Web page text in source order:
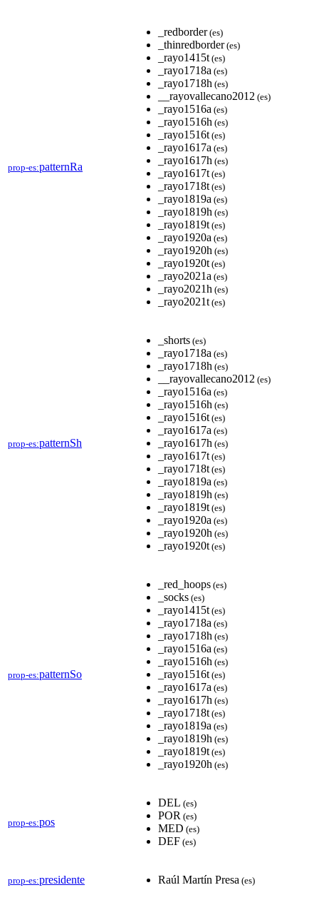
prop-es:patternRa
_redborder(es)
_thinredborder(es)
_rayo1415t (es)
_rayo1718a (es)
_rayo1718h (es)
__rayovallecano2012 (es)
_rayo1516a (es)
_rayo1516h (es)
_rayo1516t (es)
_rayo1617a (es)
_rayo1617h (es)
_rayo1617t (es)
_rayo1718t (es)
_rayo1819a (es)
_rayo1819h (es)
_rayo1819t (es)
_rayo1920a (es)
_rayo1920h (es)
_rayo1920t (es)
_rayo2021a (es)
_rayo2021h (es)
_rayo2021t (es)
prop-es:patternSh
_shorts (es)
_rayo1718a (es)
_rayo1718h (es)
__rayovallecano2012 (es)
_rayo1516a (es)
_rayo1516h (es)
_rayo1516t (es)
_rayo1617a (es)
_rayo1617h (es)
_rayo1617t (es)
_rayo1718t (es)
_rayo1819a (es)
_rayo1819h (es)
_rayo1819t (es)
_rayo1920a (es)
_rayo1920h (es)
_rayo1920t (es)
prop-es:patternSo
_red_hoops (es)
_socks (es)
_rayo1415t (es)
_rayo1718a (es)
_rayo1718h (es)
_rayo1516a (es)
_rayo1516h (es)
_rayo1516t (es)
_rayo1617a (es)
_rayo1617h (es)
_rayo1718t (es)
_rayo1819a (es)
_rayo1819h (es)
_rayo1819t (es)
_rayo1920h (es)
prop-es:pos
DEL (es)
POR (es)
MED (es)
DEF (es)
prop-es:presidente Raúl Martín Presa (es)